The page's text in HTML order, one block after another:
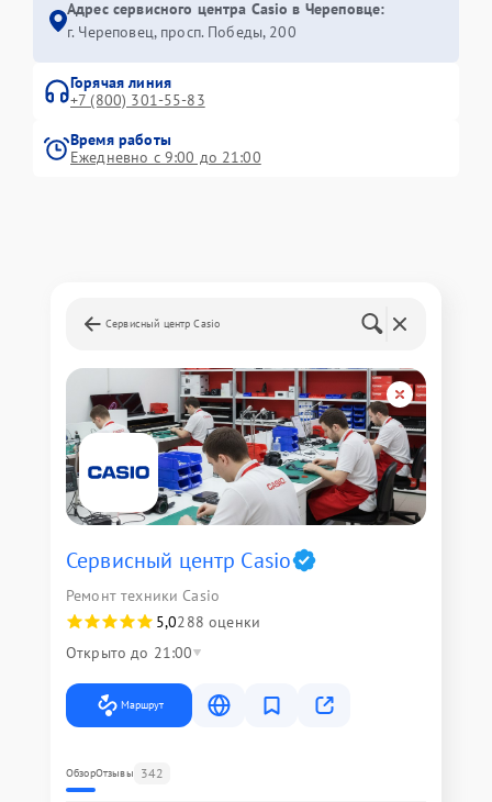
Адрес сервисного центра Casio в Череповце:
г. Череповец, просп. Победы, 200
Горячая линия
+7 (800) 301-55-83
Время работы
Ежедневно с 9:00 до 21:00
Сервисный центр Casio
Сервисный центр Casio
Ремонт техники Casio
5,0288 оценки
Открыто до 21:00
Маршрут
ОбзорОтзывы 342